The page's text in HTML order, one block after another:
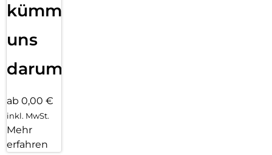
kümmern
uns
darum!
ab 0,00 €
inkl. MwSt.
Mehr
erfahren